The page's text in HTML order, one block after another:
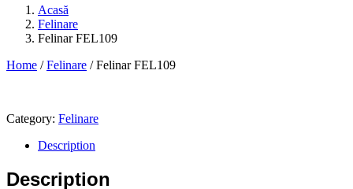
Acasă
Felinare
Felinar FEL109
Home /Felinare / Felinar FEL109
Category: Felinare
Description
Description